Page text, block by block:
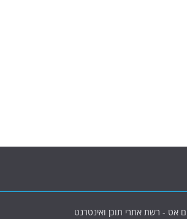
אט - רשת אתרי תוכן ואינטרנט